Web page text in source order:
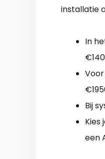
installatie
In
Bij
Kies
een